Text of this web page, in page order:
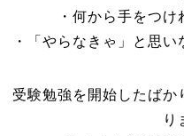
・何から手をつ
・「やらなきゃ」と思
受験勉強を開始したばか
り